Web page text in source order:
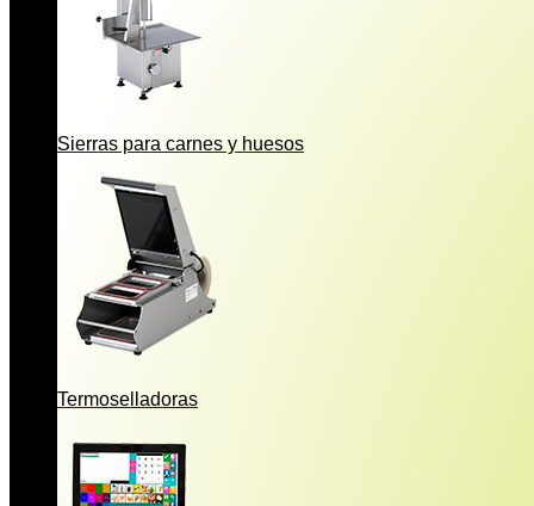
Sierras para carnes y huesos
Termoselladoras